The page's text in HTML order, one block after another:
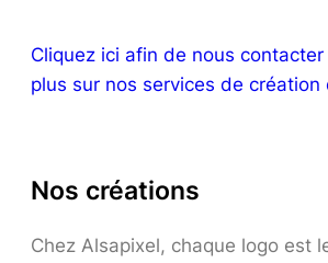
Cliquez ici afin de nous
plus sur nos services de création
Nos créations
Chez Alsapixel, chaque logo est